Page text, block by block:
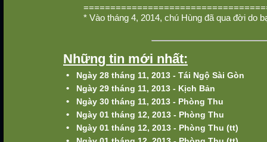
* Vào tháng 4, 2014, chú Hùng đã qua đời do
Những tin mới nhất:
• Ngày 28 tháng 11, 2013 - Tái Ngộ Sài Gòn
• Ngày 29 tháng 11, 2013 - Kịch Bản
• Ngày 30 tháng 11, 2013 - Phòng Thu
• Ngày 01 tháng 12, 2013 - Phòng Thu
• Ngày 01 tháng 12, 2013 - Phòng Thu (tt)